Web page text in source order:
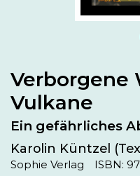
Verborgene
Vulkane
Ein gefährliches
Karolin Küntzel
Sophie Verlag ISBN: